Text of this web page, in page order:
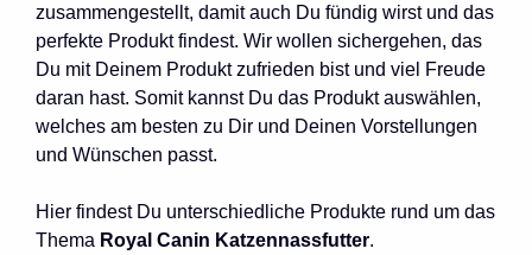
zusammengestellt, damit auch Du fündig wirst und das
perfekte Produkt findest. Wir wollen sichergehen, das
Du mit Deinem Produkt zufrieden bist und viel Freude
daran hast. Somit kannst Du das Produkt auswählen,
welches am besten zu Dir und Deinen Vorstellungen
und Wünschen passt.
Hier findest Du unterschiedliche Produkte rund um das
Thema Royal Canin Katzennassfutter.